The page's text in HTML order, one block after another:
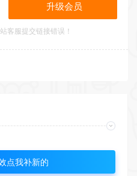
升级会员
客服提交链接错误！
点我补新的